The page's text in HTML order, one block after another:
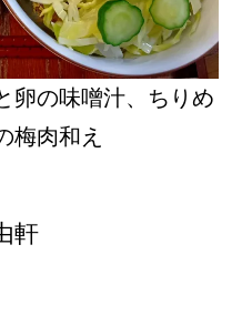
卵の味噌汁、ちりめ
梅肉和え
軒